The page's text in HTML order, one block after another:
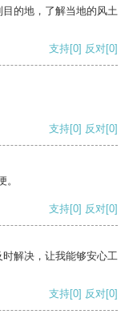
的地，了解当地的风土
支持[0] 反对[0]
支持[0] 反对[0]
支持[0] 反对[0]
解决，让我能够安心工
支持[0] 反对[0]